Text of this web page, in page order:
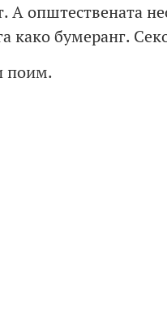
А општествената
како бумеранг.
поим.